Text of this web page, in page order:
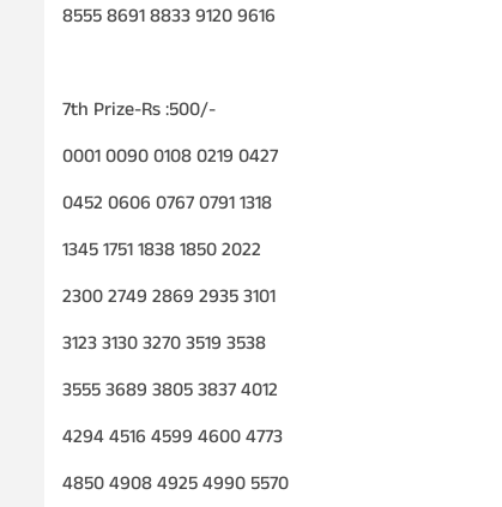
8555 8691 8833 9120 9616
7th Prize-Rs :500/-
0001 0090 0108 0219 0427
0452 0606 0767 0791 1318
1345 1751 1838 1850 2022
2300 2749 2869 2935 3101
3123 3130 3270 3519 3538
3555 3689 3805 3837 4012
4294 4516 4599 4600 4773
4850 4908 4925 4990 5570